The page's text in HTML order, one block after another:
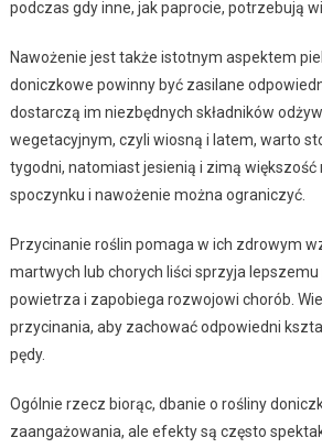
podczas gdy inne, jak paprocie, potrzebują
Nawożenie jest także istotnym aspektem
doniczkowe powinny być zasilane
dostarczą im niezbędnych składników
wegetacyjnym, czyli wiosną i latem, warto
tygodni, natomiast jesienią i zimą większość
spoczynku i nawożenie można ograniczyć.
Przycinanie roślin pomaga w ich zdrowym
martwych lub chorych liści sprzyja lepszemu
powietrza i zapobiega rozwojowi chorób.
przycinania, aby zachować odpowiedni
pędy.
Ogólnie rzecz biorąc, dbanie o rośliny
zaangażowania, ale efekty są często